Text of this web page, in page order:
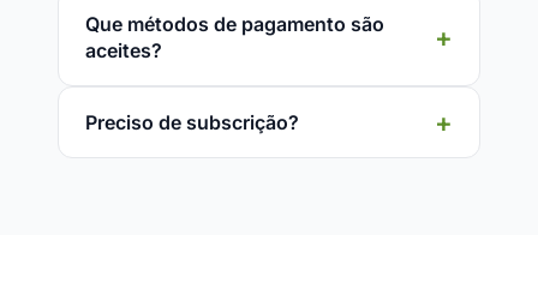
Que métodos de pagamento são
aceites?
Preciso de subscrição?